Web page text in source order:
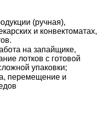
(ручная),
и конвектоматах,
на запайщике,
лотков с готовой
упаковки;
перемещение и